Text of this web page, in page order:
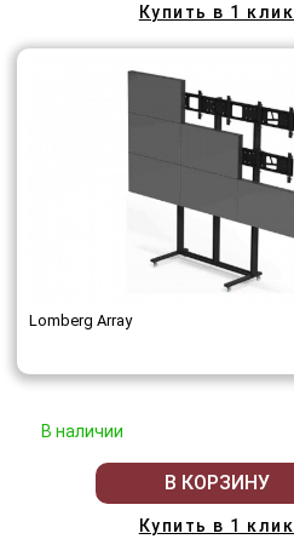
Купить в 1 клик
Lomberg Array
В наличии
В КОРЗИНУ
Купить в 1 клик